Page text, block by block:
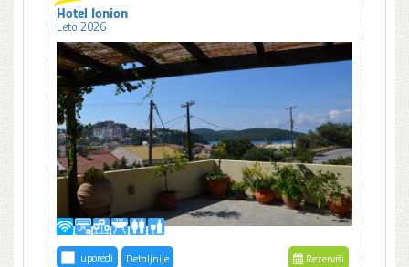
Hotel Ionion
Leto 2026
uporedi Detaljnije Rezerviši